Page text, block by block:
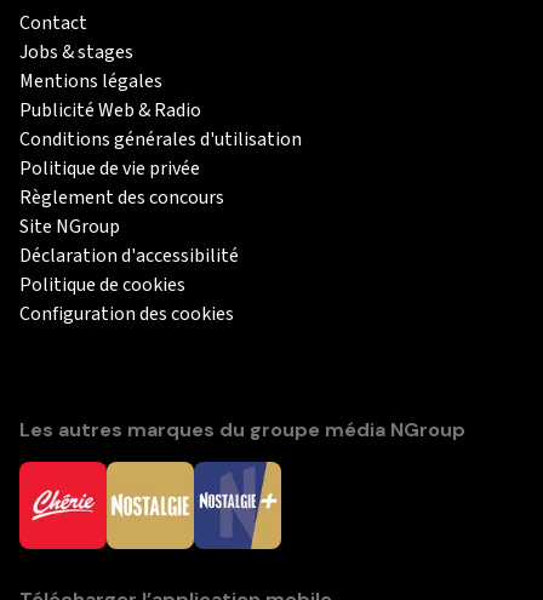
Contact
Jobs & stages
Mentions légales
Publicité Web & Radio
Conditions générales d'utilisation
Politique de vie privée
Règlement des concours
Site NGroup
Déclaration d'accessibilité
Politique de cookies
Configuration des cookies
Les autres marques du groupe média NGroup